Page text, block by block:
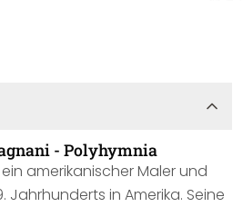
- Polyhymnia
amerikanischer Maler und
Jahrhunderts in Amerika. Seine